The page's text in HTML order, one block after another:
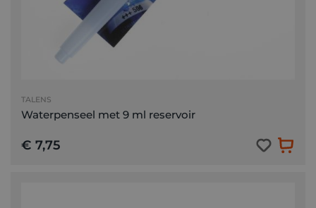
TALENS
Waterpenseel met 9 ml reservoir
€ 7,75